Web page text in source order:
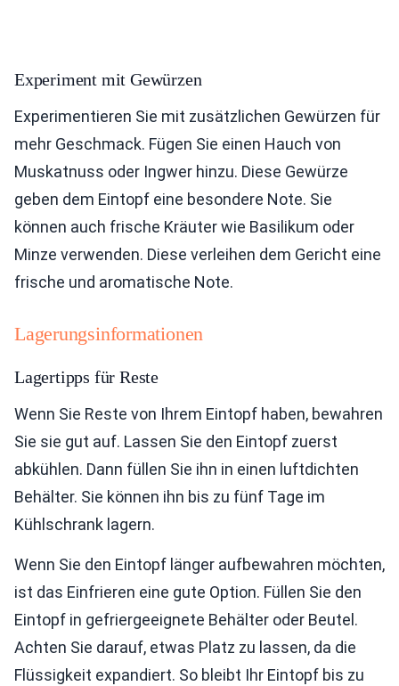
Experiment mit Gewürzen
Experimentieren Sie mit zusätzlichen Gewürzen für
mehr Geschmack. Fügen Sie einen Hauch von
Muskatnuss oder Ingwer hinzu. Diese Gewürze
geben dem Eintopf eine besondere Note. Sie
können auch frische Kräuter wie Basilikum oder
Minze verwenden. Diese verleihen dem Gericht eine
frische und aromatische Note.
Lagerungsinformationen
Lagertipps für Reste
Wenn Sie Reste von Ihrem Eintopf haben, bewahren
Sie sie gut auf. Lassen Sie den Eintopf zuerst
abkühlen. Dann füllen Sie ihn in einen luftdichten
Behälter. Sie können ihn bis zu fünf Tage im
Kühlschrank lagern.
Wenn Sie den Eintopf länger aufbewahren möchten,
ist das Einfrieren eine gute Option. Füllen Sie den
Eintopf in gefriergeeignete Behälter oder Beutel.
Achten Sie darauf, etwas Platz zu lassen, da die
Flüssigkeit expandiert. So bleibt Ihr Eintopf bis zu